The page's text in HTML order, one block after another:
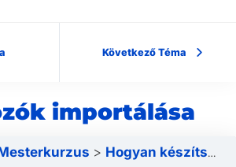
Következő Téma
importálása
Hogyan készítsd el az első feliratkozói rendszered?